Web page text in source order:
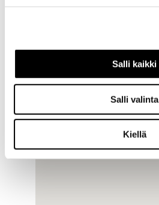
Salli kaikki
Salli valinta
Kiellä